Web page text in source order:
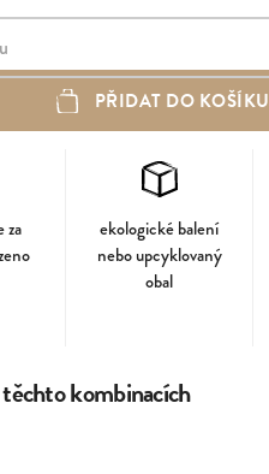
PŘIDAT DO KOŠÍKU
za
ekologické balení
nebo upcyklovaný
obal
kombinacích